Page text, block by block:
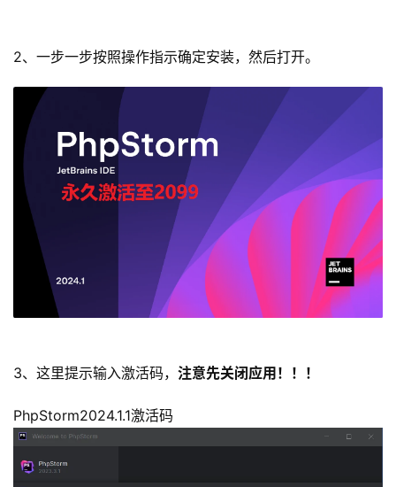
2、一步一步按照操作指示确定安装，然后打开。
3、这里提示输入激活码， 注意先关闭应用！！！
PhpStorm2024.1.1激活码